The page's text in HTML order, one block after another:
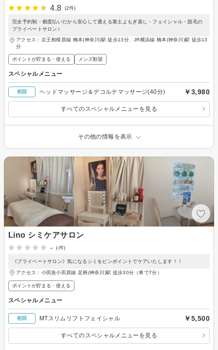
4.8
(2件)
完全予約制・都度払いだから安心して通える黄土よもぎ蒸し・フェイシャル・脱毛の
プライベートサロン♪
アクセス：京王相模原線 橋本(神奈川)駅 徒歩13分、JR横浜線 橋本(神奈川)駅 徒歩13
分
ポイントが貯まる・使える メンズ歓迎
スペシャルメニュー
初回 ヘッドマッサージ＆デコルテマッサージ(40分) ￥3,980
すべてのスペシャルメニューを見る
その他の情報を表示
Lino シミケアサロン
-
(-件)
《プライベートサロン》気になるシミをピンポイントでケアいたします！！
アクセス：小田急小田原線 足柄(神奈川)駅 徒歩30分（車で7分）
ポイントが貯まる・使える
スペシャルメニュー
初回 MTスリムリフトフェイシャル ￥5,500
すべてのスペシャルメニューを見る